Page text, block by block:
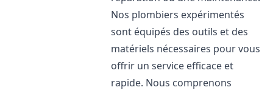
Nos plombiers expérimentés
sont équipés des outils et des
matériels nécessaires pour vous
offrir un service efficace et
rapide. Nous comprenons